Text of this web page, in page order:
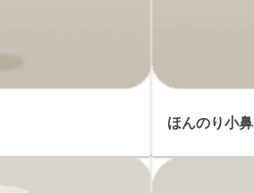
ほんのり小鼻